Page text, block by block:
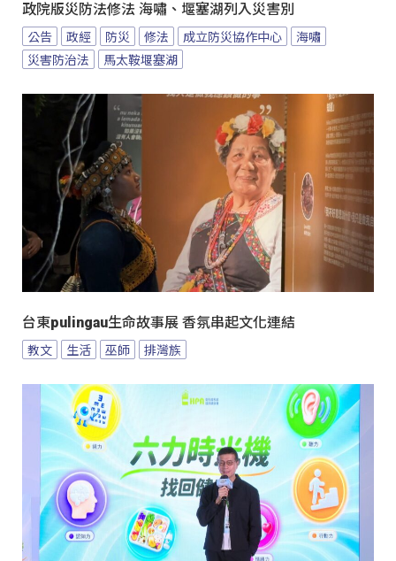
政院版災防法修法 海嘯、堰塞湖列入災害別
公告 政經 防災 修法 成立防災協作中心
海嘯
災害防治法
馬太鞍堰塞湖
台東pulingau生命故事展 香氛串起文化連結
教文 生活 巫師 排灣族